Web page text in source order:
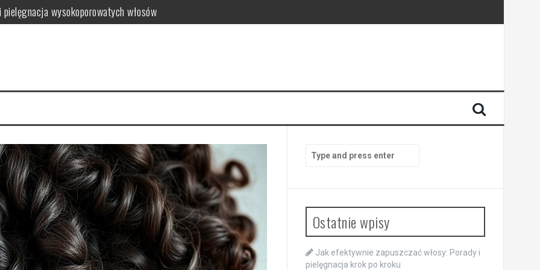
wysokoporowatych włosów
dla skóry
farbowaniu?
pielęgnacja krok po kroku
for:
Ostatnie wpisy
Jak efektywnie zapuszczać włosy: Porady i
pielęgnacja krok po kroku